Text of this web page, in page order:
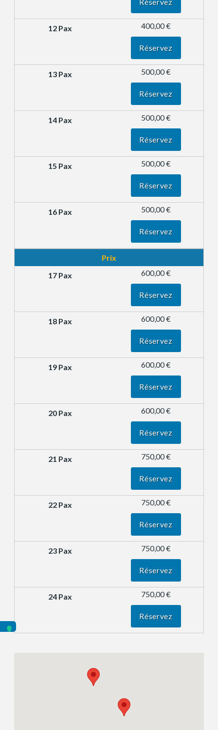
Réservez
400,00 €
Réservez
500,00 €
Réservez
500,00 €
Réservez
500,00 €
Réservez
500,00 €
Réservez
Prix
600,00 €
Réservez
600,00 €
Réservez
600,00 €
Réservez
600,00 €
Réservez
750,00 €
Réservez
750,00 €
Réservez
750,00 €
Réservez
750,00 €
Réservez